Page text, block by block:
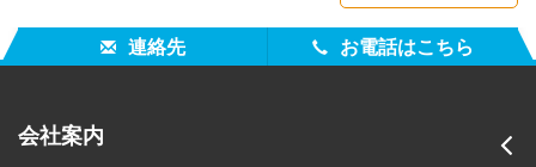
連絡先 お電話はこちら
会社案内